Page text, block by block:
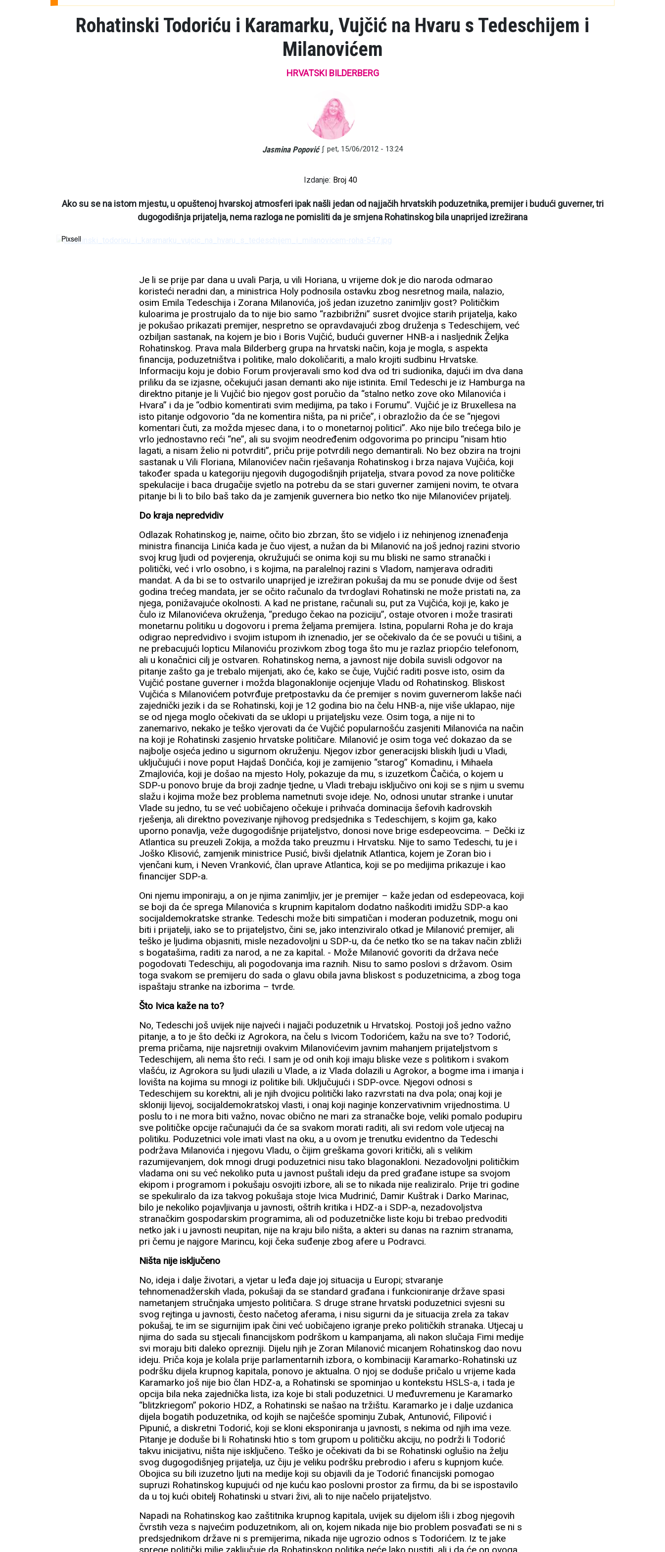
Rohatinski Todoriću i Karamarku, Vujčić na Hvaru s Tedeschijem i
Milanovićem
HRVATSKI BILDERBERG
Jasmina Popović ∫ pet, 15/06/2012 - 13:24
Izdanje: Broj 40
Ako su se na istom mjestu, u opuštenoj hvarskoj atmosferi ipak našli jedan od najjačih hrvatskih poduzetnika, premijer i budući guverner, tri
dugogodišnja prijatelja, nema razloga ne pomisliti da je smjena Rohatinskog bila unaprijed izrežirana
Pixsell
Je li se prije par dana u uvali Parja, u vili Horiana, u vrijeme dok je dio naroda odmarao
koristeći neradni dan, a ministrica Holy podnosila ostavku zbog nesretnog maila, nalazio,
osim Emila Tedeschija i Zorana Milanovića, još jedan izuzetno zanimljiv gost? Političkim
kuloarima je prostrujalo da to nije bio samo “razbibrižni” susret dvojice starih prijatelja, kako
je pokušao prikazati premijer, nespretno se opravdavajući zbog druženja s Tedeschijem, već
ozbiljan sastanak, na kojem je bio i Boris Vujčić, budući guverner HNB-a i nasljednik Željka
Rohatinskog. Prava mala Bilderberg grupa na hrvatski način, koja je mogla, s aspekta
financija, poduzetništva i politike, malo dokoličariti, a malo krojiti sudbinu Hrvatske.
Informaciju koju je dobio Forum provjeravali smo kod dva od tri sudionika, dajući im dva dana
priliku da se izjasne, očekujući jasan demanti ako nije istinita. Emil Tedeschi je iz Hamburga na
direktno pitanje je li Vujčić bio njegov gost poručio da “stalno netko zove oko Milanovića i
Hvara” i da je “odbio komentirati svim medijima, pa tako i Forumu”. Vujčić je iz Bruxellesa na
isto pitanje odgovorio “da ne komentira ništa, pa ni priče”, i obrazložio da će se “njegovi
komentari čuti, za možda mjesec dana, i to o monetarnoj politici”. Ako nije bilo trećega bilo je
vrlo jednostavno reći “ne”, ali su svojim neodređenim odgovorima po principu “nisam htio
lagati, a nisam želio ni potvrditi”, priču prije potvrdili nego demantirali. No bez obzira na trojni
sastanak u Vili Floriana, Milanovićev način rješavanja Rohatinskog i brza najava Vujčića, koji
također spada u kategoriju njegovih dugogodišnjih prijatelja, stvara povod za nove političke
spekulacije i baca drugačije svjetlo na potrebu da se stari guverner zamijeni novim, te otvara
pitanje bi li to bilo baš tako da je zamjenik guvernera bio netko tko nije Milanovićev prijatelj.
Do kraja nepredvidiv
Odlazak Rohatinskog je, naime, očito bio zbrzan, što se vidjelo i iz nehinjenog iznenađenja
ministra financija Linića kada je čuo vijest, a nužan da bi Milanović na još jednoj razini stvorio
svoj krug ljudi od povjerenja, okružujući se onima koji su mu bliski ne samo stranački i
politički, već i vrlo osobno, i s kojima, na paralelnoj razini s Vladom, namjerava odraditi
mandat. A da bi se to ostvarilo unaprijed je izrežiran pokušaj da mu se ponude dvije od šest
godina trećeg mandata, jer se očito računalo da tvrdoglavi Rohatinski ne može pristati na, za
njega, ponižavajuće okolnosti. A kad ne pristane, računali su, put za Vujčića, koji je, kako je
čulo iz Milanovićeva okruženja, “predugo čekao na poziciju”, ostaje otvoren i može trasirati
monetarnu politiku u dogovoru i prema željama premijera. Istina, popularni Roha je do kraja
odigrao nepredvidivo i svojim istupom ih iznenadio, jer se očekivalo da će se povući u tišini, a
ne prebacujući lopticu Milanoviću prozivkom zbog toga što mu je razlaz priopćio telefonom,
ali u konačnici cilj je ostvaren. Rohatinskog nema, a javnost nije dobila suvisli odgovor na
pitanje zašto ga je trebalo mijenjati, ako će, kako se čuje, Vujčić raditi posve isto, osim da
Vujčić postane guverner i možda blagonaklonije ocjenjuje Vladu od Rohatinskog. Bliskost
Vujčića s Milanovićem potvrđuje pretpostavku da će premijer s novim guvernerom lakše naći
zajednički jezik i da se Rohatinski, koji je 12 godina bio na čelu HNB-a, nije više uklapao, nije
se od njega moglo očekivati da se uklopi u prijateljsku veze. Osim toga, a nije ni to
zanemarivo, nekako je teško vjerovati da će Vujčić popularnošću zasjeniti Milanovića na način
na koji je Rohatinski zasjenio hrvatske političare. Milanović je osim toga već dokazao da se
najbolje osjeća jedino u sigurnom okruženju. Njegov izbor generacijski bliskih ljudi u Vladi,
uključujući i nove poput Hajdaš Dončića, koji je zamijenio “starog” Komadinu, i Mihaela
Zmajlovića, koji je došao na mjesto Holy, pokazuje da mu, s izuzetkom Čačića, o kojem u
SDP-u ponovo bruje da broji zadnje tjedne, u Vladi trebaju isključivo oni koji se s njim u svemu
slažu i kojima može bez problema nametnuti svoje ideje. No, odnosi unutar stranke i unutar
Vlade su jedno, tu se već uobičajeno očekuje i prihvaća dominacija šefovih kadrovskih
rješenja, ali direktno povezivanje njihovog predsjednika s Tedeschijem, s kojim ga, kako
uporno ponavlja, veže dugogodišnje prijateljstvo, donosi nove brige esdepeovcima. – Dečki iz
Atlantica su preuzeli Zokija, a možda tako preuzmu i Hrvatsku. Nije to samo Tedeschi, tu je i
Joško Klisović, zamjenik ministrice Pusić, bivši djelatnik Atlantica, kojem je Zoran bio i
vjenčani kum, i Neven Vranković, član uprave Atlantica, koji se po medijima prikazuje i kao
financijer SDP-a.
Oni njemu imponiraju, a on je njima zanimljiv, jer je premijer – kaže jedan od esdepeovaca, koji
se boji da će sprega Milanovića s krupnim kapitalom dodatno naškoditi imidžu SDP-a kao
socijaldemokratske stranke. Tedeschi može biti simpatičan i moderan poduzetnik, mogu oni
biti i prijatelji, iako se to prijateljstvo, čini se, jako intenziviralo otkad je Milanović premijer, ali
teško je ljudima objasniti, misle nezadovoljni u SDP-u, da će netko tko se na takav način zbliži
s bogatašima, raditi za narod, a ne za kapital. - Može Milanović govoriti da država neće
pogodovati Tedeschiju, ali pogodovanja ima raznih. Nisu to samo poslovi s državom. Osim
toga svakom se premijeru do sada o glavu obila javna bliskost s poduzetnicima, a zbog toga
ispaštaju stranke na izborima – tvrde.
Što Ivica kaže na to?
No, Tedeschi još uvijek nije najveći i najjači poduzetnik u Hrvatskoj. Postoji još jedno važno
pitanje, a to je što dečki iz Agrokora, na čelu s Ivicom Todorićem, kažu na sve to? Todorić,
prema pričama, nije najsretniji ovakvim Milanovićevim javnim mahanjem prijateljstvom s
Tedeschijem, ali nema što reći. I sam je od onih koji imaju bliske veze s politikom i svakom
vlašću, iz Agrokora su ljudi ulazili u Vlade, a iz Vlada dolazili u Agrokor, a bogme ima i imanja i
lovišta na kojima su mnogi iz politike bili. Uključujući i SDP-ovce. Njegovi odnosi s
Tedeschijem su korektni, ali je njih dvojicu politički lako razvrstati na dva pola; onaj koji je
skloniji lijevoj, socijaldemokratskoj vlasti, i onaj koji naginje konzervativnim vrijednostima. U
poslu to i ne mora biti važno, novac obično ne mari za stranačke boje, veliki pomalo podupiru
sve političke opcije računajući da će sa svakom morati raditi, ali svi redom vole utjecaj na
politiku. Poduzetnici vole imati vlast na oku, a u ovom je trenutku evidentno da Tedeschi
podržava Milanovića i njegovu Vladu, o čijim greškama govori kritički, ali s velikim
razumijevanjem, dok mnogi drugi poduzetnici nisu tako blagonakloni. Nezadovoljni političkim
vladama oni su već nekoliko puta u javnost puštali ideju da pred građane istupe sa svojom
ekipom i programom i pokušaju osvojiti izbore, ali se to nikada nije realiziralo. Prije tri godine
se spekuliralo da iza takvog pokušaja stoje Ivica Mudrinić, Damir Kuštrak i Darko Marinac,
bilo je nekoliko pojavljivanja u javnosti, oštrih kritika i HDZ-a i SDP-a, nezadovoljstva
stranačkim gospodarskim programima, ali od poduzetničke liste koju bi trebao predvoditi
netko jak i u javnosti neupitan, nije na kraju bilo ništa, a akteri su danas na raznim stranama,
pri čemu je najgore Marincu, koji čeka suđenje zbog afere u Podravci.
Ništa nije isključeno
No, ideja i dalje životari, a vjetar u leđa daje joj situacija u Europi; stvaranje
tehnomenadžerskih vlada, pokušaji da se standard građana i funkcioniranje države spasi
nametanjem stručnjaka umjesto političara. S druge strane hrvatski poduzetnici svjesni su
svog rejtinga u javnosti, često načetog aferama, i nisu sigurni da je situacija zrela za takav
pokušaj, te im se sigurnijim ipak čini već uobičajeno igranje preko političkih stranaka. Utjecaj u
njima do sada su stjecali financijskom podrškom u kampanjama, ali nakon slučaja Fimi medije
svi moraju biti daleko oprezniji. Dijelu njih je Zoran Milanović micanjem Rohatinskog dao novu
ideju. Priča koja je kolala prije parlamentarnih izbora, o kombinaciji Karamarko-Rohatinski uz
podršku dijela krupnog kapitala, ponovo je aktualna. O njoj se doduše pričalo u vrijeme kada
Karamarko još nije bio član HDZ-a, a Rohatinski se spominjao u kontekstu HSLS-a, i tada je
opcija bila neka zajednička lista, iza koje bi stali poduzetnici. U međuvremenu je Karamarko
“blitzkriegom” pokorio HDZ, a Rohatinski se našao na tržištu. Karamarko je i dalje uzdanica
dijela bogatih poduzetnika, od kojih se najčešće spominju Zubak, Antunović, Filipović i
Pipunić, a diskretni Todorić, koji se kloni eksponiranja u javnosti, s nekima od njih ima veze.
Pitanje je doduše bi li Rohatinski htio s tom grupom u političku akciju, no podrži li Todorić
takvu inicijativu, ništa nije isključeno. Teško je očekivati da bi se Rohatinski oglušio na želju
svog dugogodišnjeg prijatelja, uz čiju je veliku podršku prebrodio i aferu s kupnjom kuće.
Obojica su bili izuzetno ljuti na medije koji su objavili da je Todorić financijski pomogao
supruzi Rohatinskog kupujući od nje kuću kao poslovni prostor za firmu, da bi se ispostavilo
da u toj kući obitelj Rohatinski u stvari živi, ali to nije načelo prijateljstvo.
Napadi na Rohatinskog kao zaštitnika krupnog kapitala, uvijek su dijelom išli i zbog njegovih
čvrstih veza s najvećim poduzetnikom, ali on, kojem nikada nije bio problem posvađati se ni s
predsjednikom države ni s premijerima, nikada nije ugrozio odnos s Todorićem. Iz te jake